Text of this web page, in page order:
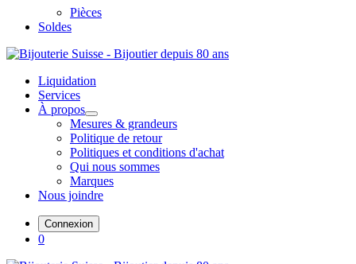
Pièces
Soldes
Liquidation
Services
À propos
Mesures & grandeurs
Politique de retour
Politiques et conditions d'achat
Qui nous sommes
Marques
Nous joindre
Connexion
0